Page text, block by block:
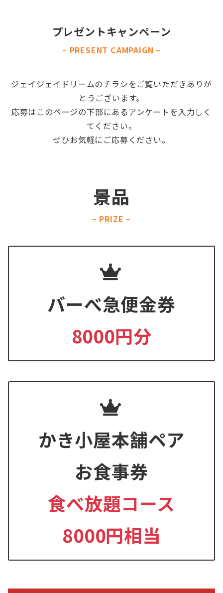
プレゼントキャンペーン
– PRESENT CAMPAIGN –
ジェイジェイドリームのチラシをご覧いただきありが
とうございます。
応募はこのページの下部にあるアンケートを入力しく
てください。
ぜひお気軽にご応募ください。
景品
– PRIZE –
バーべ急便金券
8000円分
かき小屋本舗ペア
お食事券
食べ放題コース
8000円相当